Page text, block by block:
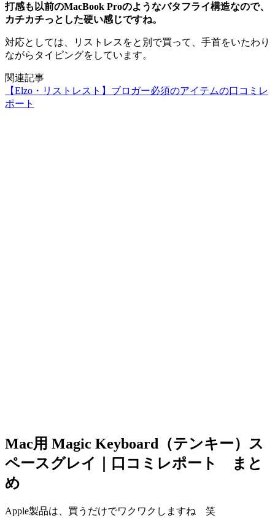
打感も以前のMacBook Proのようなバタフライ構造なので、
カチカチっとした硬い感じですね。
対応としては、リストレスをと別で買って、手首をいたわり
ながらタイピングをしています。
関連記事
【Elzo・リストレスト】ブロガー必須のアイテムの口コミレ
ポート
Mac用 Magic Keyboard（テンキー）ス
ペースグレイ｜口コミレポート まと
め
Apple製品は、買うだけでワクワクしますね 笑